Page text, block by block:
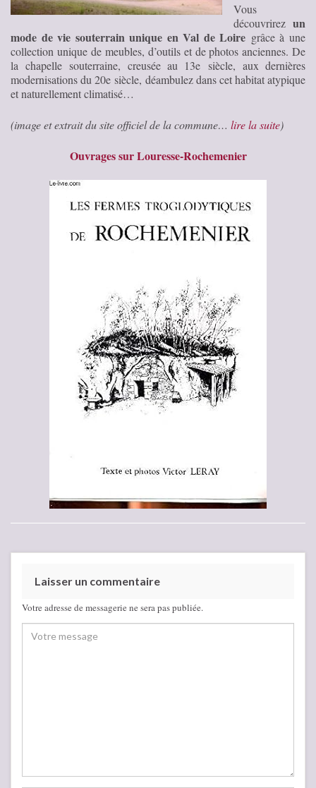
Vous
découvrirez un
mode de vie souterrain unique en Val de Loire grâce à une
collection unique demeubles, d’outils et de photos anciennes. De
la chapelle souterraine, creusée au 13e siècle, aux dernières
modernisations du 20e siècle, déambulez dans cet habitat atypique
et naturellement climatisé…
(image et extrait du site officiel de la commune… lire la suite)
Ouvrages sur Louresse-Rochemenier
Laisser un commentaire
Votre adresse de messagerie ne sera pas publiée.